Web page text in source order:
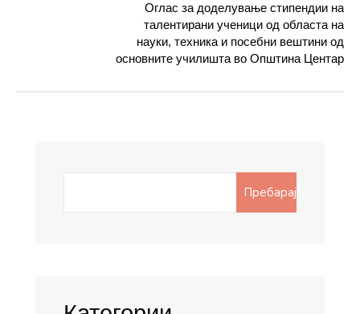
Оглас за доделување стипендии на
талентирани ученици од областа на
науки, техника и посебни вештини од
основните училишта во Општина Центар
Пребарај